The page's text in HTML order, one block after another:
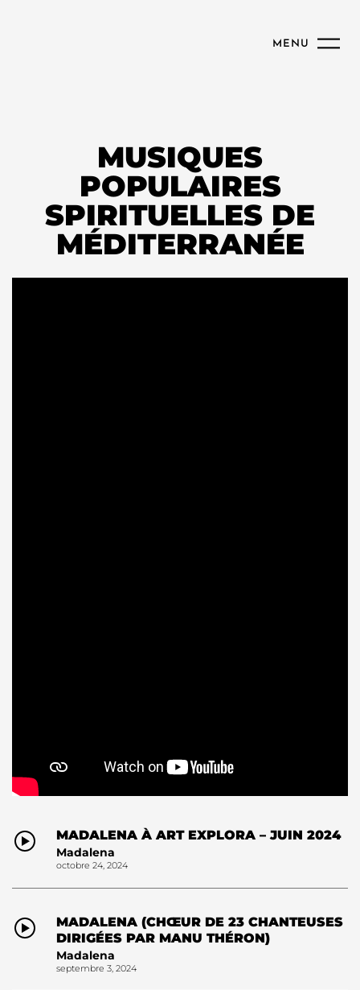
MENU
MUSIQUES
POPULAIRES
SPIRITUELLES DE
MÉDITERRANÉE
MADALENA À ART EXPLORA – JUIN 2024
Madalena
octobre 24, 2024
MADALENA (CHŒUR DE 23 CHANTEUSES
DIRIGÉES PAR MANU THÉRON)
Madalena
septembre 3, 2024